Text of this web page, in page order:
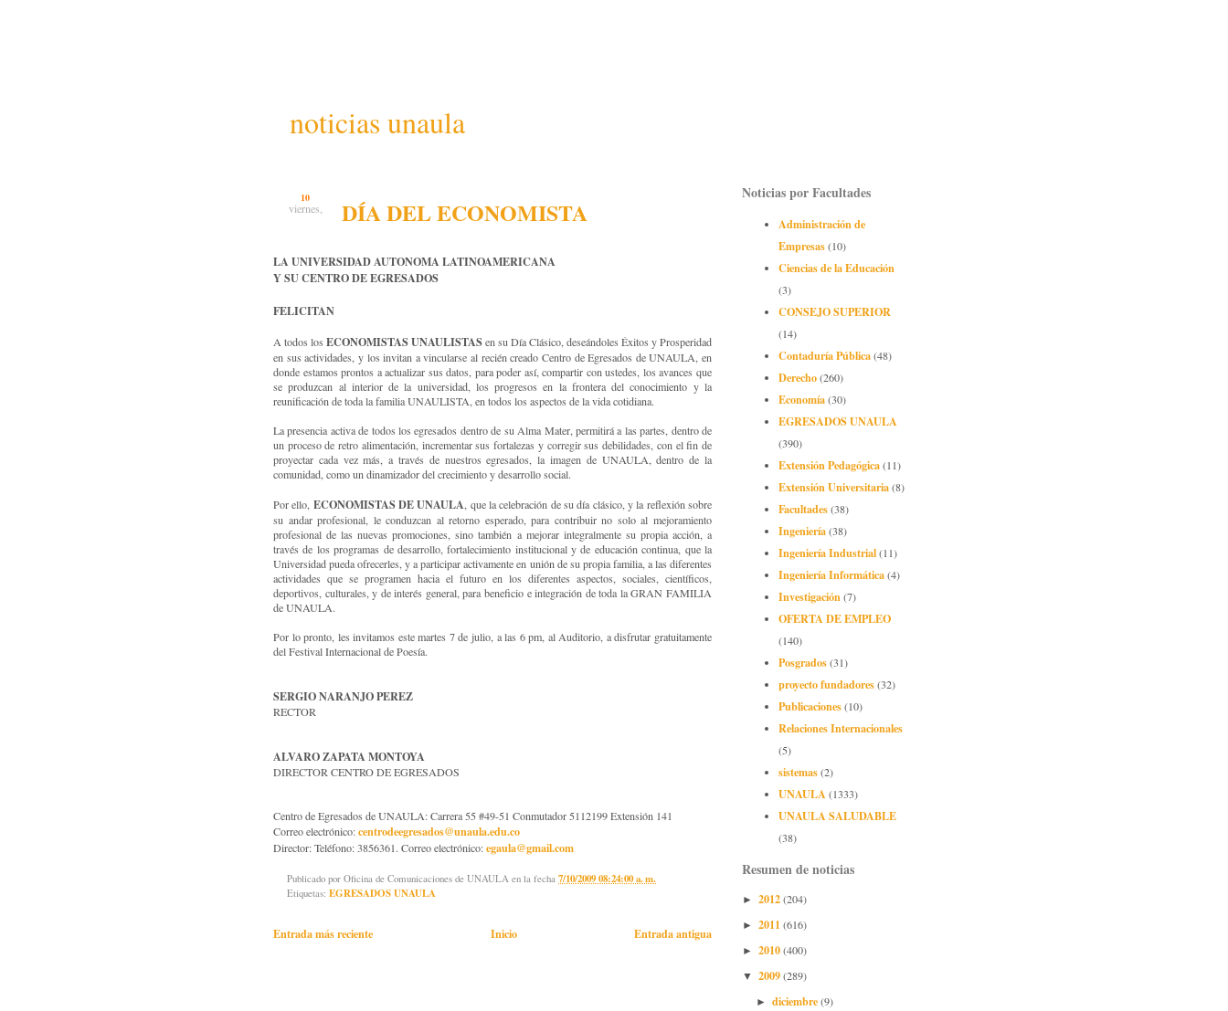
noticias unaula
10
viernes, DÍA DEL ECONOMISTA
LA UNIVERSIDAD AUTONOMA LATINOAMERICANA
Y SU CENTRO DE EGRESADOS
FELICITAN
A todos los ECONOMISTAS UNAULISTASen su Día Clásico, deseándoles Éxitos y Prosperidad
en sus actividades, y los invitan a vincularse al recién creado Centro de Egresados de UNAULA, en
donde estamos prontos a actualizar sus datos, para poder así, compartir con ustedes, los avances que
se produzcan al interior de la universidad, los progresos en la frontera del conocimiento y la
reunificación de toda la familia UNAULISTA, en todos los aspectos de la vida cotidiana.
La presencia activa de todos los egresados dentro de su Alma Mater, permitirá a las partes, dentro de
un proceso de retro alimentación, incrementar sus fortalezas y corregir sus debilidades, con el fin de
proyectar cada vez más, a través de nuestros egresados, la imagen de UNAULA, dentro de la
comunidad, como un dinamizador del crecimiento y desarrollo social.
Por ello, ECONOMISTAS DE UNAULA, que la celebración de su día clásico, y la reflexión sobre
su andar profesional, le conduzcan al retorno esperado, para contribuir no solo al mejoramiento
profesional de las nuevas promociones, sino también a mejorar integralmente su propia acción, a
través de los programas de desarrollo, fortalecimiento institucional y de educación continua, que la
Universidad pueda ofrecerles, y a participar activamente en unión de su propia familia, a las diferentes
actividades que se programen hacia el futuro en los diferentes aspectos, sociales, científicos,
deportivos, culturales, y de interés general, para beneficio e integración de toda la GRAN FAMILIA
de UNAULA.
Por lo pronto, les invitamos este martes 7 de julio, a las 6 pm, al Auditorio, a disfrutar gratuitamente
del Festival Internacional de Poesía.
SERGIO NARANJO PEREZ
RECTOR
ALVARO ZAPATA MONTOYA
DIRECTOR CENTRO DE EGRESADOS
Centro de Egresados de UNAULA: Carrera 55 #49-51 Conmutador 5112199 Extensión 141
Correo electrónico:centrodeegresados@unaula.edu.co
Director: Teléfono: 3856361. Correo electrónico:egaula@gmail.com
Publicado por Oficina de Comunicaciones de UNAULA en la fecha 7/10/2009 08:24:00 a. m.
Etiquetas: EGRESADOS UNAULA
Entrada más reciente Entrada antigua
Inicio
Noticias por Facultades
Administración de
Empresas(10)
Ciencias de la Educación
(3)
CONSEJO SUPERIOR
(14)
Contaduría Pública(48)
Derecho(260)
Economía(30)
EGRESADOS UNAULA
(390)
Extensión Pedagógica(11)
Extensión Universitaria(8)
Facultades(38)
Ingeniería(38)
Ingeniería Industrial(11)
Ingeniería Informática(4)
Investigación(7)
OFERTA DE EMPLEO
(140)
Posgrados(31)
proyecto fundadores(32)
Publicaciones(10)
Relaciones Internacionales
(5)
sistemas(2)
UNAULA(1333)
UNAULA SALUDABLE
(38)
Resumen de noticias
► 2012(204)
► 2011(616)
► 2010(400)
▼ 2009(289)
► diciembre(9)